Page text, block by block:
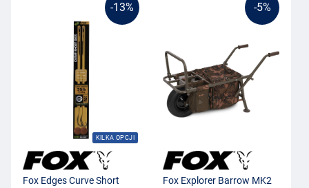
-13%
KILKA OPCJI
Fox Edges Curve Short
-5%
Fox Explorer Barrow MK2